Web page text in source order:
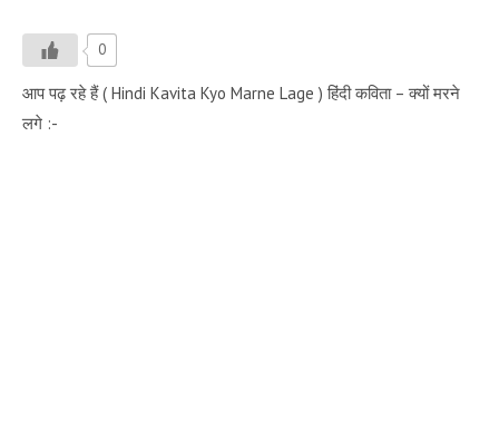
0
आप पढ़ रहे हैं ( Hindi Kavita Kyo Marne Lage ) हिंदी कविता – क्यों मरने
लगे :-